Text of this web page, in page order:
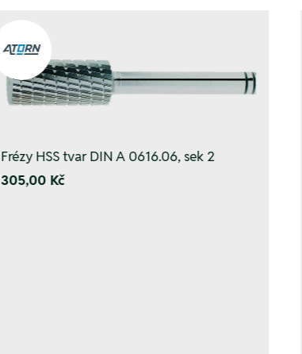
Frézy HSS tvar DIN A 0616.06, sek 2
305,00 Kč